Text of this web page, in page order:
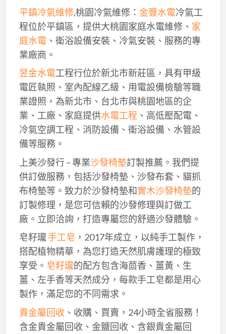
平鎮冷氣維修,桃園冷氣維修： 金豐水電冷氣工
程位於平鎮區，提供大桃園家庭水電維修、 家
庭水電、衛浴設備安裝、冷氣安裝、服務的專
業廠商。
昱金水電工程行位於新北市新莊區，具有甲級
電匠執照、室內配線乙級、用電設備檢驗等職
業證照，為新北市、台北市與桃園地區的企
業、工廠、家庭提供水電工程 、高低壓配電、
冷氣空調工程、消防設備、衛浴設備、水管設
備等服務。
上美沙發行 – 專業沙發椅墊訂製推薦。我們提
供訂做服務，包括沙發椅墊、沙發布套、貓抓
布椅墊等。致力於沙發椅墊和實木沙發椅墊的
訂製修理，是您可信賴的沙發修理與訂做工
廠。立即洽詢，打造專屬您的舒適沙發體驗。
皂籽瓏手工皂 ，2017年成立，以純手工製作，
搭配植物精華，為您打造天然肌膚護理的極致
享受。 皂籽瓏的配方包含海茴香、薑黃、生
薑、左手香等天然成分，每款手工皂都是用心
製作，滿足您的不同需求。
貴金屬回收、收購、買賣，24小時全省服務！
含金貴金屬回收、金鹽回收、含銀貴金屬回